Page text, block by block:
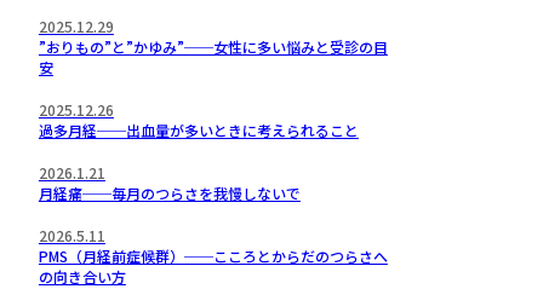
2025.12.29
”おりもの”と”かゆみ”──女性に多い悩みと受診の目
安
2025.12.26
過多月経──出血量が多いときに考えられること
2026.1.21
月経痛──毎月のつらさを我慢しないで
2026.5.11
PMS（月経前症候群）──こころとからだのつらさへ
の向き合い方